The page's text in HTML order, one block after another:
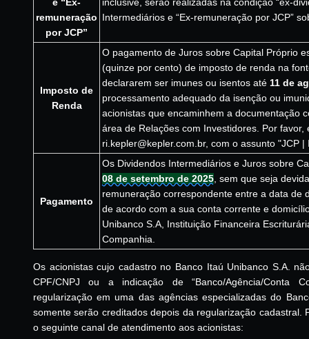
remuneração
por JCP”
Intermediários e “Ex-remuneração por JCP”
Imposto de
Renda
O pagamento de Juros sobre Capital Próprio
(quinze por cento) de imposto de renda na
declararem ser imunes ou isentos até 11 de
processamento adequado da isenção ou
acionistas que encaminhem a documentação
área de Relações com Investidores. Por
ri.kepler@kepler.com.br, com o assunto "JCP
Pagamento
Os Dividendos Intermediários e Juros sobre
08 de setembro de 2025 , sem que seja
remuneração correspondente entre a data de
de acordo com a sua conta corrente e
Unibanco S.A, Instituição Financeira
Companhia.
Os acionistas cujo cadastro no Banco Itaú Unibanco S.A.
CPF/CNPJ ou a indicação de “Banco/Agência/Conta
regularização em uma das agências especializadas do
somente serão creditados depois da regularização cadastral.
o seguinte canal de atendimento aos acionistas: